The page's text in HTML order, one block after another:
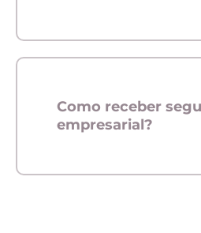
Como receber
empresarial?